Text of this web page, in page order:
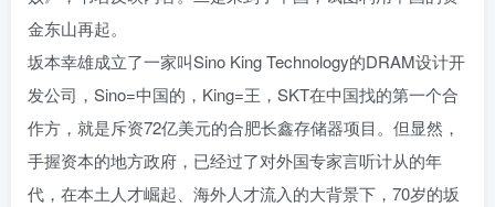
金东山再起。
坂本幸雄成立了一家叫Sino King Technology的DRAM设计开
发公司，Sino=中国的，King=王，SKT在中国找的第一个合
作方，就是斥资72亿美元的合肥长鑫存储器项目。但显然，
手握资本的地方政府，已经过了对外国专家言听计从的年
代，在本土人才崛起、海外人才流入的大背景下，70岁的坂